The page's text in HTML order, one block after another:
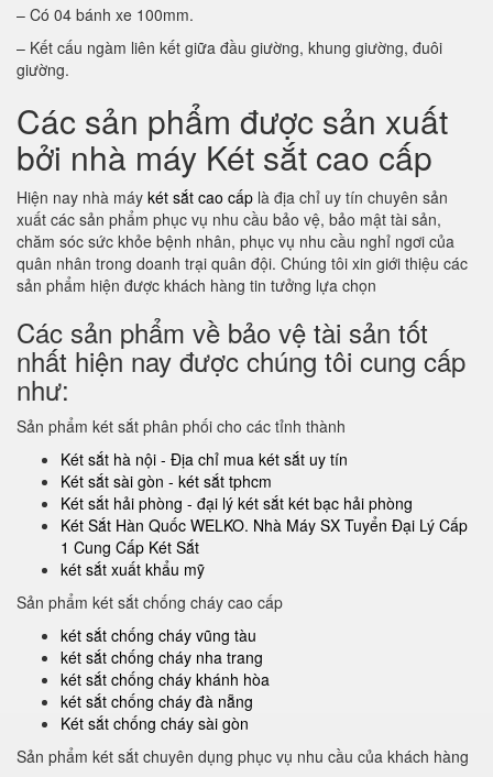
– Có 04 bánh xe 100mm.
– Kết cấu ngàm liên kết giữa đầu giường, khung giường, đuôi
giường.
Các sản phẩm được sản xuất
bởi nhà máy Két sắt cao cấp
Hiện nay nhà máy két sắt cao cấp là địa chỉ uy tín chuyên sản
xuất các sản phẩm phục vụ nhu cầu bảo vệ, bảo mật tài sản,
chăm sóc sức khỏe bệnh nhân, phục vụ nhu cầu nghỉ ngơi của
quân nhân trong doanh trại quân đội. Chúng tôi xin giới thiệu các
sản phẩm hiện được khách hàng tin tưởng lựa chọn
Các sản phẩm về bảo vệ tài sản tốt
nhất hiện nay được chúng tôi cung cấp
như:
Sản phẩm két sắt phân phối cho các tỉnh thành
Két sắt hà nội - Địa chỉ mua két sắt uy tín
Két sắt sài gòn - két sắt tphcm
Két sắt hải phòng - đại lý két sắt két bạc hải phòng
Két Sắt Hàn Quốc WELKO. Nhà Máy SX Tuyển Đại Lý Cấp
1 Cung Cấp Két Sắt
két sắt xuất khẩu mỹ
Sản phẩm két sắt chống cháy cao cấp
két sắt chống cháy vũng tàu
két sắt chống cháy nha trang
két sắt chống cháy khánh hòa
két sắt chống cháy đà nẵng
Két sắt chống cháy sài gòn
Sản phẩm két sắt chuyên dụng phục vụ nhu cầu của khách hàng